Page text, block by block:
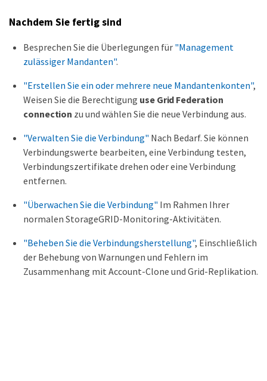
Nachdem Sie fertig sind
Besprechen Sie die Überlegungen für "Management
zulässiger Mandanten".
"Erstellen Sie ein oder mehrere neue Mandantenkonten",
Weisen Sie die Berechtigung use Grid Federation
connection zu und wählen Sie die neue Verbindung aus.
"Verwalten Sie die Verbindung" Nach Bedarf. Sie können
Verbindungswerte bearbeiten, eine Verbindung testen,
Verbindungszertifikate drehen oder eine Verbindung
entfernen.
"Überwachen Sie die Verbindung" Im Rahmen Ihrer
normalen StorageGRID-Monitoring-Aktivitäten.
"Beheben Sie die Verbindungsherstellung", Einschließlich
der Behebung von Warnungen und Fehlern im
Zusammenhang mit Account-Clone und Grid-Replikation.